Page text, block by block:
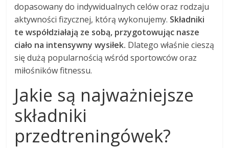
dopasowany do indywidualnych celów oraz rodzaju
aktywności fizycznej, którą wykonujemy. Składniki
te współdziałają ze sobą, przygotowując nasze
ciało na intensywny wysiłek. Dlatego właśnie cieszą
się dużą popularnością wśród sportowców oraz
miłośników fitnessu.
Jakie są najważniejsze
składniki
przedtreningówek?